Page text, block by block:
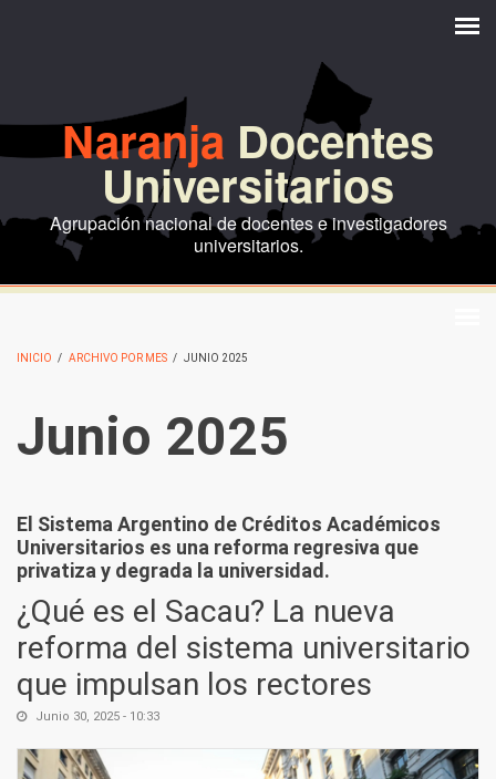
Naranja Docentes
Universitarios
Agrupación nacional de docentes e investigadores
universitarios.
INICIO / ARCHIVO POR MES / JUNIO 2025
Junio 2025
El Sistema Argentino de Créditos Académicos
Universitarios es una reforma regresiva que
privatiza y degrada la universidad.
¿Qué es el Sacau? La nueva
reforma del sistema universitario
que impulsan los rectores
Junio 30, 2025 - 10:33